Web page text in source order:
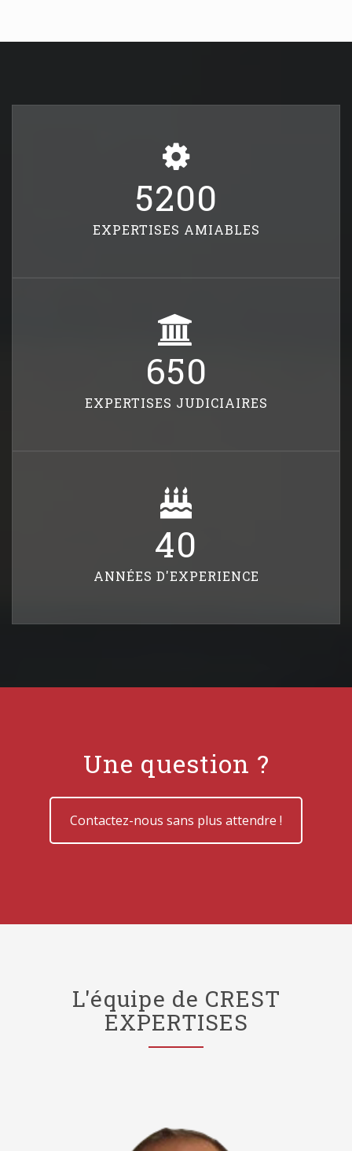
5200
EXPERTISES AMIABLES
650
EXPERTISES JUDICIAIRES
40
ANNÉES D'EXPERIENCE
Une question ?
Contactez-nous sans plus attendre !
L'équipe de CREST
EXPERTISES